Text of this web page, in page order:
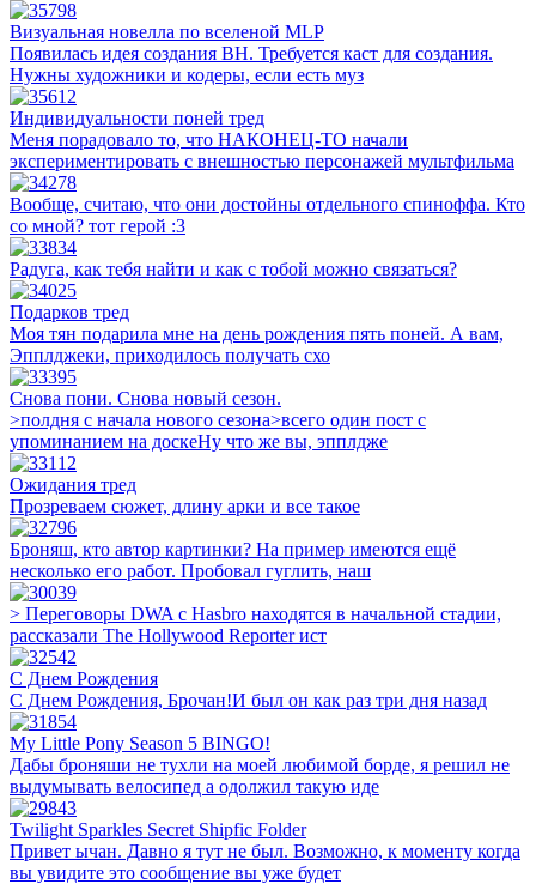
Визуальная новелла по вселеной MLP
Появилась идея создания ВН. Требуется каст для создания.
Нужны художники и кодеры, если есть муз
Индивидуальности поней тред
Меня порадовало то, что НАКОНЕЦ-ТО начали
экспериментировать с внешностью персонажей мультфильма
Вообще, считаю, что они достойны отдельного спиноффа. Кто
со мной? тот герой :3
Радуга, как тебя найти и как с тобой можно связаться?
Подарков тред
Моя тян подарила мне на день рождения пять поней. А вам,
Эпплджеки, приходилось получать схо
Снова пони. Снова новый сезон.
>полдня с начала нового сезона>всего один пост с
упоминанием на доскеНу что же вы, эпплдже
Ожидания тред
Прозреваем сюжет, длину арки и все такое
Броняш, кто автор картинки? На пример имеются ещё
несколько его работ. Пробовал гуглить, наш
> Переговоры DWA с Hasbro находятся в начальной стадии,
рассказали The Hollywood Reporter ист
С Днем Рождения
С Днем Рождения, Брочан!И был он как раз три дня назад
My Little Pony Season 5 BINGO!
Дабы броняши не тухли на моей любимой борде, я решил не
выдумывать велосипед а одолжил такую иде
Twilight Sparkles Secret Shipfic Folder
Привет ычан. Давно я тут не был. Возможно, к моменту когда
вы увидите это сообщение вы уже будет